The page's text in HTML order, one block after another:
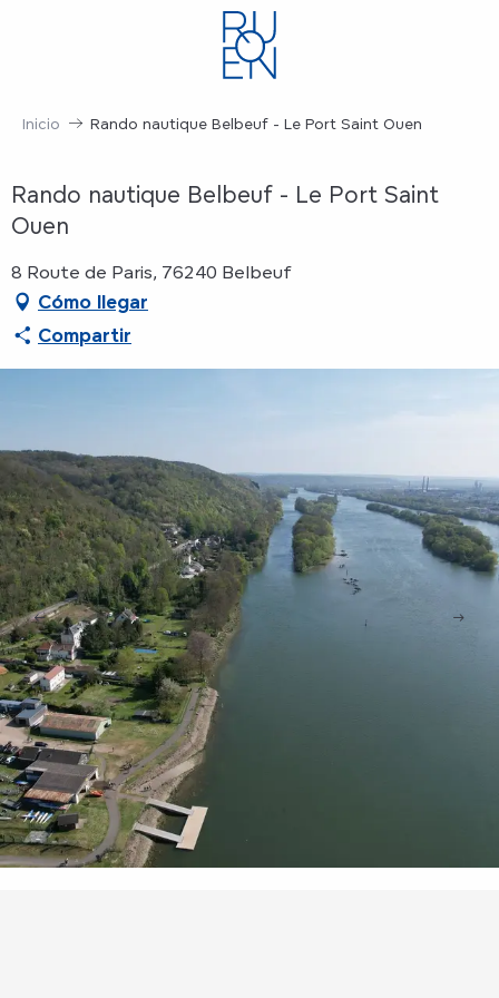
Inicio Rando nautique Belbeuf - Le Port Saint Ouen
Rando nautique Belbeuf - Le Port Saint
Ouen
8 Route de Paris, 76240 Belbeuf
Cómo llegar
Compartir